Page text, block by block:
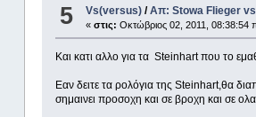
5 Vs(versus) /Απ: Stowa Flieger vs
«στις: Οκτώβριος 02, 2011, 08:38:54
Και κατι αλλο για τα Steinhart που το
Εαν δειτε τα ρολόγια της Steinhart,θα
σημαινει προσοχη και σε βροχη και σε